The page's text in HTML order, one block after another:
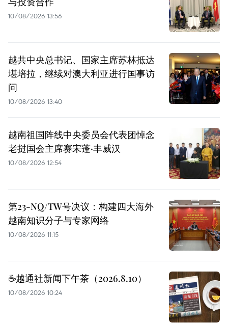
10/08/2026 13:56
越共中央总书记、国家主席苏林抵达
堪培拉，继续对澳大利亚进行国事访
问
10/08/2026 13:40
越南祖国阵线中央委员会代表团悼念
老挝国会主席赛宋蓬·丰威汉
10/08/2026 12:54
第23-NQ/TW号决议：构建四大海外
越南知识分子与专家网络
10/08/2026 11:15
☕️越通社新闻下午茶（2026.8.10）
10/08/2026 10:24